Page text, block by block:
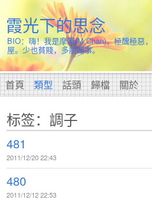
霞光下的思念
BIO：嗨！我是摩凝(M.Chan)，極醜極惡
屋。少也貧賤，多能鄙事。
首頁 類型 話頭 歸檔 關於
标签：調子
481
2011/12/20 22:43
480
2011/12/12 22:53